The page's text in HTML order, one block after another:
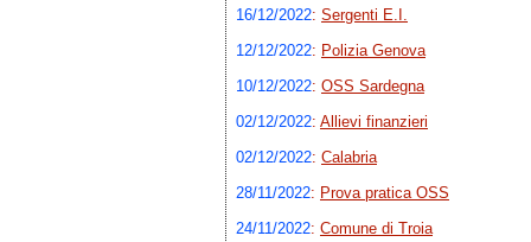
16/12/2022: Sergenti E.I.
12/12/2022: Polizia Genova
10/12/2022: OSS Sardegna
02/12/2022: Allievi finanzieri
02/12/2022: Calabria
28/11/2022: Prova pratica OSS
24/11/2022: Comune di Troia